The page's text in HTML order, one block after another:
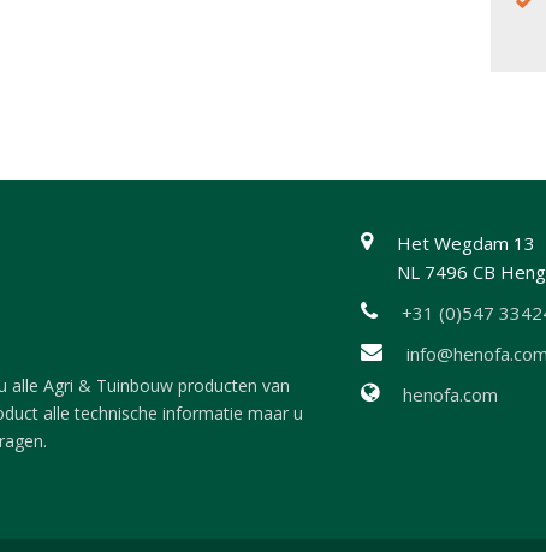
alle Agri & Tuinbouw producten van
alle technische informatie maar u
Het Wegdam 13
NL 7496 CB
+31 (0)547
info@henofa.com
henofa.com